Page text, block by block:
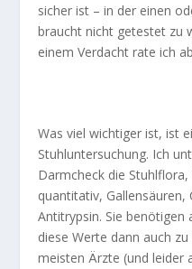
sicher ist – in der einen
braucht nicht getestet zu
einem Verdacht rate ich
Was viel wichtiger ist, ist
Stuhluntersuchung. Ich
Darmcheck die
quantitativ, Gallensäuren,
Antitrypsin. Sie
diese Werte dann auch
meisten Ärzte (und leider